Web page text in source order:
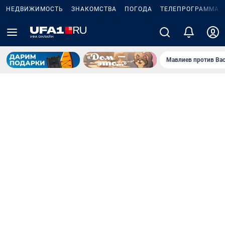
НЕДВИЖИМОСТЬ ЗНАКОМСТВА ПОГОДА ТЕЛЕПРОГРАММА
Мавлиев против